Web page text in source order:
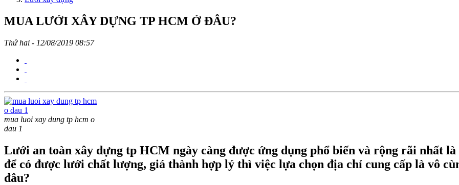
MUA LƯỚI XÂY DỰNG TP HCM Ở ĐÂU?
Thứ hai - 12/08/2019 08:57
mua luoi xay dung tp hcm o
dau 1
Lưới an toàn xây dựng tp HCM ngày càng được ứng dụng phổ biến và rộng rãi nhất
để có được lưới chất lượng, giá thành hợp lý thì việc lựa chọn địa chỉ cung cấp là vô
đâu?